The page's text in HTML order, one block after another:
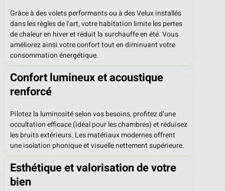
Grâce à des volets performants ou à des Velux installés
dans les règles de l’art, votre habitation limite les pertes
de chaleur en hiver et réduit la surchauffe en été. Vous
améliorez ainsi votre confort tout en diminuant votre
consommation énergétique.
Confort lumineux et acoustique
renforcé
Pilotez la luminosité selon vos besoins, profitez d’une
occultation efficace (idéal pour les chambres) et réduisez
les bruits extérieurs. Les matériaux modernes offrent
une isolation phonique et visuelle nettement supérieure.
Esthétique et valorisation de votre
bien